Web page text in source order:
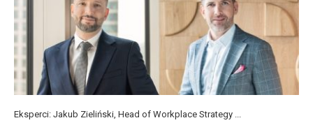
Eksperci: Jakub Zieliński, Head of Workplace Strategy ...